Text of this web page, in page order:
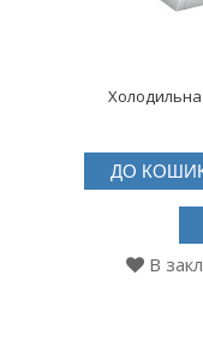
Холодильна
ДО
В